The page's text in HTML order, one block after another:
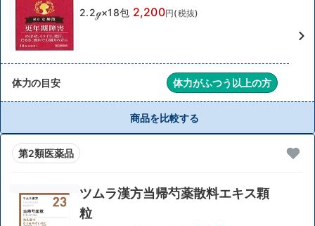
2.2ℊ×18包 2,200円(税抜)
体力の目安 体力がふつう以上の方
商品を比較する
第2類医薬品
ツムラ漢方当帰芍薬散料エキス顆
粒